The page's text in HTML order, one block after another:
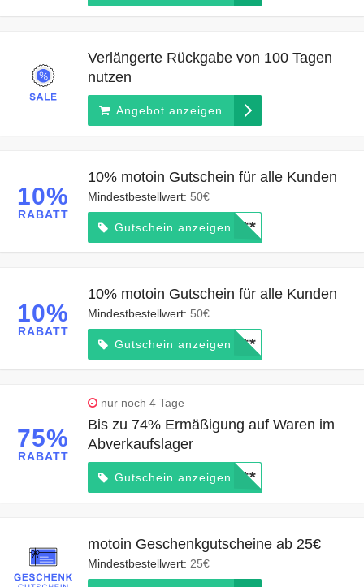
Verlängerte Rückgabe von 100 Tagen
nutzen
Angebot anzeigen
10%
RABATT
10% motoin Gutschein für alle Kunden
Mindestbestellwert: 50€
Gutschein anzeigen*****
10%
RABATT
10% motoin Gutschein für alle Kunden
Mindestbestellwert: 50€
Gutschein anzeigen*****
75%
RABATT
nur noch 4 Tage
Bis zu 74% Ermäßigung auf Waren im
Abverkaufslager
Gutschein anzeigen*****
motoin Geschenkgutscheine ab 25€
Mindestbestellwert: 25€